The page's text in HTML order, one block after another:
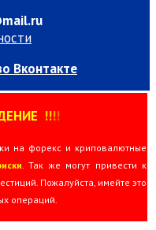
!!!!
на форекс и криповалютные
. Так же могут привести к
Пожалуйста, имейте это
операций.